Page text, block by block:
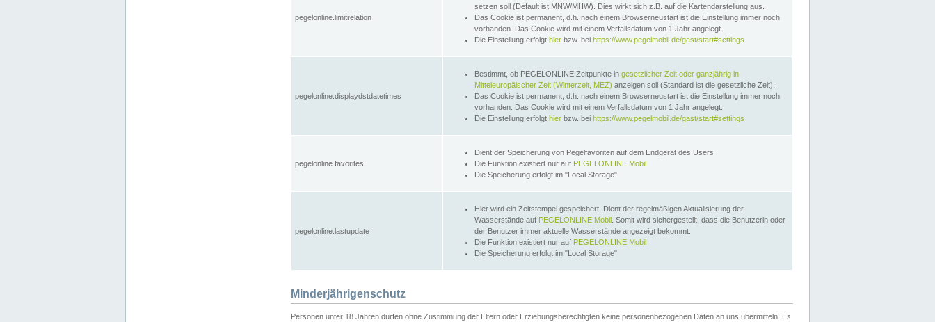
pegelonline.limitrelation
setzen soll (Default ist MNW/MHW). Dies wirkt sich z.B. auf die Kartendarstellung aus.
Das Cookie ist permanent, d.h. nach einem Browserneustart ist die Einstellung immer noch
vorhanden. Das Cookie wird mit einem Verfallsdatum von 1 Jahr angelegt.
Die Einstellung erfolgt hier bzw. bei https://www.pegelmobil.de/gast/start#settings
pegelonline.displaydstdatetimes
Bestimmt, ob PEGELONLINE Zeitpunkte in gesetzlicher Zeit oder ganzjährig in
Mitteleuropäischer Zeit (Winterzeit, MEZ) anzeigen soll (Standard ist die gesetzliche Zeit).
Das Cookie ist permanent, d.h. nach einem Browserneustart ist die Einstellung immer noch
vorhanden. Das Cookie wird mit einem Verfallsdatum von 1 Jahr angelegt.
Die Einstellung erfolgt hier bzw. bei https://www.pegelmobil.de/gast/start#settings
pegelonline.favorites
Dient der Speicherung von Pegelfavoriten auf dem Endgerät des Users
Die Funktion existiert nur auf PEGELONLINE Mobil
Die Speicherung erfolgt im "Local Storage"
pegelonline.lastupdate
Hier wird ein Zeitstempel gespeichert. Dient der regelmäßigen Aktualisierung der
Wasserstände auf PEGELONLINE Mobil . Somit wird sichergestellt, dass die Benutzerin oder
der Benutzer immer aktuelle Wasserstände angezeigt bekommt.
Die Funktion existiert nur auf PEGELONLINE Mobil
Die Speicherung erfolgt im "Local Storage"
Minderjährigenschutz
Personen unter 18 Jahren dürfen ohne Zustimmung der Eltern oder Erziehungsberechtigten keine personenbezogenen Daten an uns übermitteln. Es